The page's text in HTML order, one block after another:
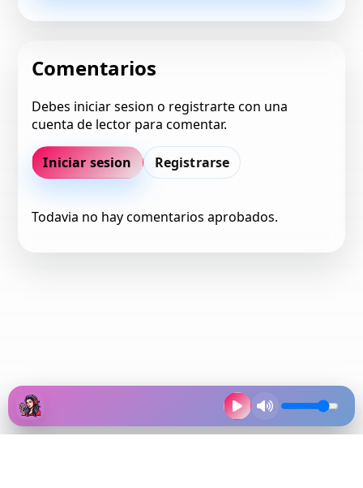
Comentarios
Debes iniciar sesion o registrarte con una
cuenta de lector para comentar.
Iniciar sesion Registrarse
Todavia no hay comentarios aprobados.